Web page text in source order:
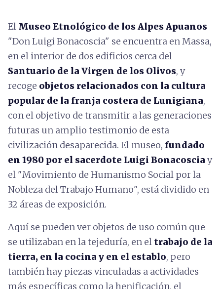
El Museo Etnológico de los Alpes Apuanos
"Don Luigi Bonacoscia" se encuentra en Massa,
en el interior de dos edificios cerca del
Santuario de la Virgen de los Olivos, y
recoge objetos relacionados con la cultura
popular de la franja costera de Lunigiana,
con el objetivo de transmitir a las generaciones
futuras un amplio testimonio de esta
civilización desaparecida. El museo, fundado
en 1980 por el sacerdote Luigi Bonacoscia y
el "Movimiento de Humanismo Social por la
Nobleza del Trabajo Humano", está dividido en
32 áreas de exposición.
Aquí se pueden ver objetos de uso común que
se utilizaban en la tejeduría, en el trabajo de la
tierra, en la cocina y en el establo, pero
también hay piezas vinculadas a actividades
más específicas como la henificación, el